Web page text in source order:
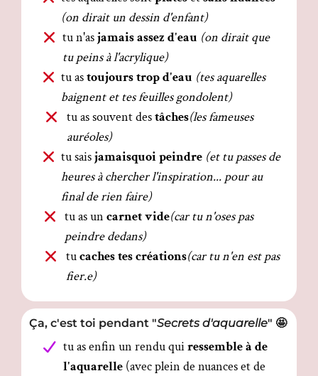
(on dirait un dessin d'enfant)
tu n'asjamais assez d'eau (on dirait que
tu peins à l'acrylique)
tu astoujours trop d'eau (tes aquarelles
baignent et tes feuilles gondolent)
tu as souvent destâches(les fameuses
auréoles)
tu saisjamaisquoi peindre (et tu passes de
heures à chercher l'inspiration... pour au
final de rien faire)
tu as un carnet vide(car tu n'oses pas
peindre dedans)
tucaches tes créations(car tu n'en est pas
fier.e)
Ça, c'est toi pendant "Secrets d'aquarelle" 🤩
tu as enfin un rendu quiressemble à de
l'aquarelle (avec plein de nuances et de